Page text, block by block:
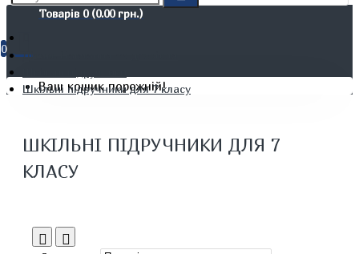
Товарів 0 (0.00 грн.)
0
Ваш кошик порожній!
Дітям. Навчання та дозвілля
Шкільні підручники для 7 класу
ШКІЛЬНІ ПІДРУЧНИКИ ДЛЯ 7
КЛАСУ